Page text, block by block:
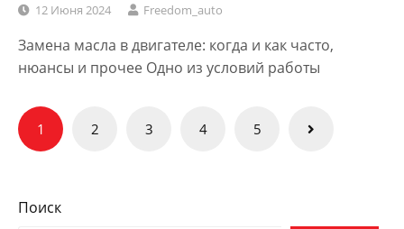
12 Июня 2024 Freedom_auto
Замена масла в двигателе: когда и как часто,
нюансы и прочее Одно из условий работы
Пагинация
записей
1 2 3 4 5
Поиск